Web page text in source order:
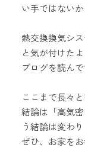
い手ではないか
熱交換換気シ
と気が付けた
ブログを読ん
ここまで長々
結論は「高気
う結論は変わ
ぜひ、お家を